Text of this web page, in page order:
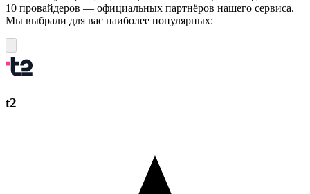
10 провайдеров — официальных партнёров нашего сервиса.
Мы выбрали для вас наиболее популярных:
t2